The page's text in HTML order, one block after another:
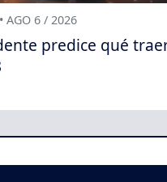
AGO 6 / 2026
predice qué